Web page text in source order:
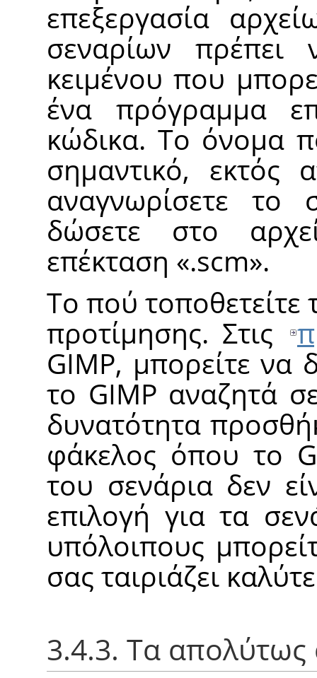
επεξεργασία
σεναρίων πρέπει
κειμένου που
ένα πρόγραμμα
κώδικα. Το όνομα
σημαντικό, εκτός
αναγνωρίσετε το
δώσετε στο
επέκταση «.scm».
Το πού τοποθετείτε
προτίμησης. Στις
GIMP, μπορείτε να
το GIMP αναζητά
δυνατότητα
φάκελος όπου το
του σενάρια δεν
επιλογή για τα
υπόλοιπους
σας ταιριάζει
3.4.3. Τα απολύτως